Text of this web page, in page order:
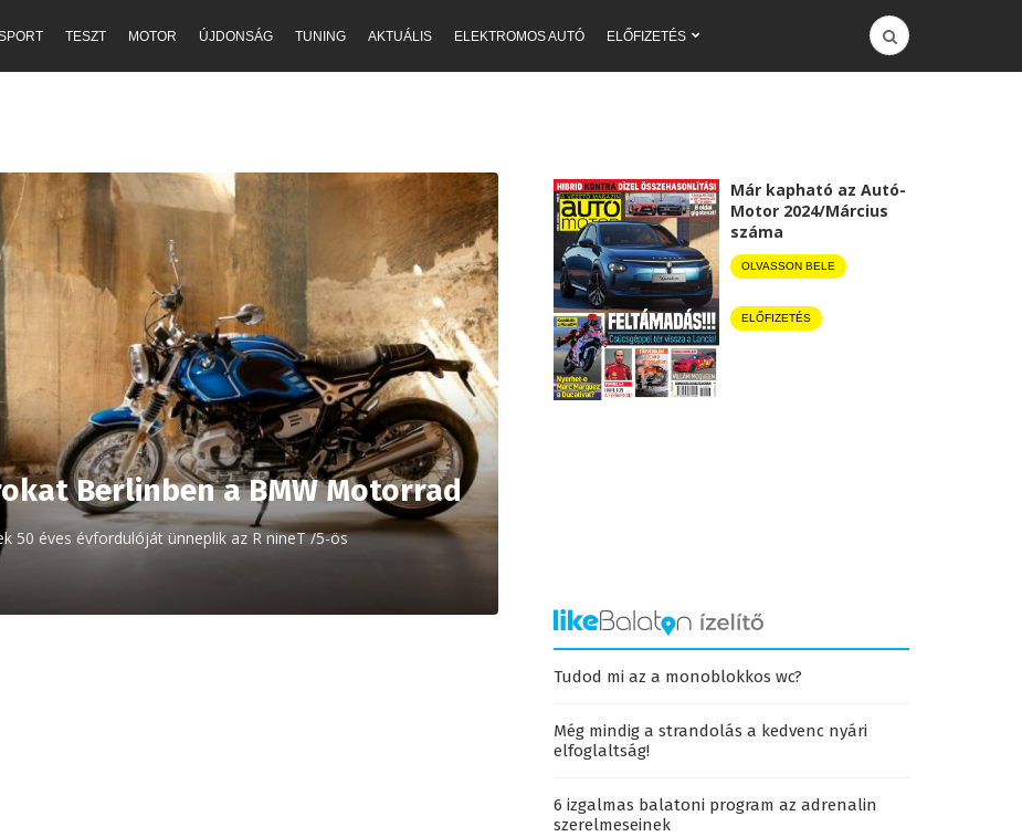
TESZT MOTOR ÚJDONSÁG TUNING AKTUÁLIS ELEKTROMOS AUTÓ ELŐFIZETÉS
Berlinben a BMW Motorrad
50 éves évfordulóját ünneplik az R nineT /5-ös
Már kapható az Autó-
Motor 2024/Március
száma
OLVASSON BELE
ELŐFIZETÉS
Tudod mi az a monoblokkos wc?
Még mindig a strandolás a kedvenc nyári
elfoglaltság!
6 izgalmas balatoni program az adrenalin
szerelmeseinek